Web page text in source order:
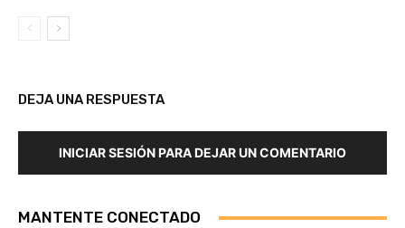
DEJA UNA RESPUESTA
INICIAR SESIÓN PARA DEJAR UN COMENTARIO
MANTENTE CONECTADO